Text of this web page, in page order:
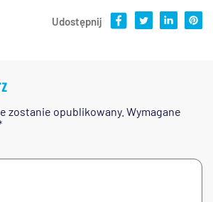
Udostępnij
zostanie opublikowany. Wymagane